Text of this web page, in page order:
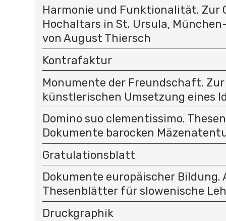
Harmonie und Funktionalität. Zur
Hochaltars in St. Ursula,
von August Thiersch
Kontrafaktur
Monumente der Freundschaft. Zur
künstlerischen Umsetzung eines
Domino suo clementissimo.
Dokumente barocken
Gratulationsblatt
Dokumente europäischer Bildung.
Thesenblätter für slowenische
Druckgraphik